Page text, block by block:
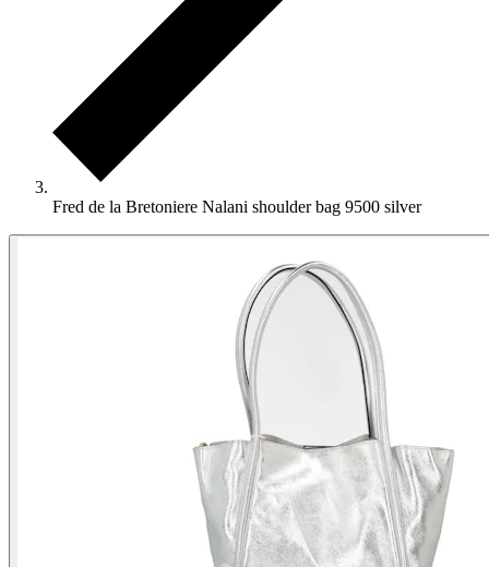
Fred de la Bretoniere Nalani shoulder bag 9500 silver